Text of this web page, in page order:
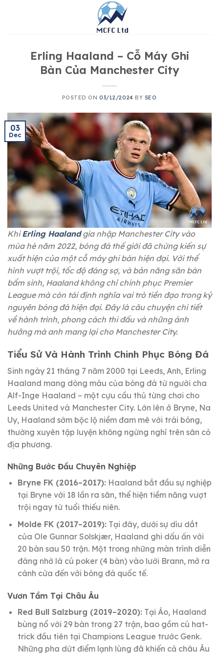
Erling Haaland – Cỗ Máy Ghi
Bàn Của Manchester City
POSTED ON03/12/2024 BY SEO
03
Dec
KhiErling Haaland gia nhập Manchester City vào
mùa hè năm 2022, bóng đá thế giới đã chứng kiến sự
xuất hiện của một cỗ máy ghi bàn hiện đại. Với thể
hình vượt trội, tốc độ đáng sợ, và bản năng săn bàn
bẩm sinh, Haaland không chỉ chinh phục Premier
League mà còn tái định nghĩa vai trò tiền đạo trong kỷ
nguyên bóng đá hiện đại. Đây là câu chuyện chi tiết
về hành trình, phong cách thi đấu và những ảnh
hưởng mà anh mang lại cho Manchester City.
Tiểu Sử Và Hành Trình Chinh Phục Bóng Đá
Sinh ngày 21 tháng 7 năm 2000 tại Leeds, Anh, Erling
Haaland mang dòng máu của bóng đá từ người cha
Alf-Inge Haaland – một cựu cầu thủ từng chơi cho
Leeds United và Manchester City. Lớn lên ở Bryne, Na
Uy, Haaland sớm bộc lộ niềm đam mê với trái bóng,
thường xuyên tập luyện không ngừng nghỉ trên sân cỏ
địa phương.
Những Bước Đầu Chuyên Nghiệp
Bryne FK (2016–2017):Haaland bắt đầu sự nghiệp
tại Bryne với 18 lần ra sân, thể hiện tiềm năng vượt
trội ngay từ tuổi thiếu niên.
Molde FK (2017–2019):Tại đây, dưới sự dìu dắt
của Ole Gunnar Solskjær, Haaland ghi dấu ấn với
20 bàn sau 50 trận. Một trong những màn trình diễn
đáng nhớ là cú poker (4 bàn) vào lưới Brann, mở ra
cánh cửa đến với bóng đá quốc tế.
Vươn Tầm Tại Châu Âu
Red Bull Salzburg (2019–2020):Tại Áo, Haaland
bùng nổ với 29 bàn trong 27 trận, bao gồm cú hat-
trick đầu tiên tại Champions League trước Genk.
Những pha dứt điểm lạnh lùng đã khiến cả châu Âu